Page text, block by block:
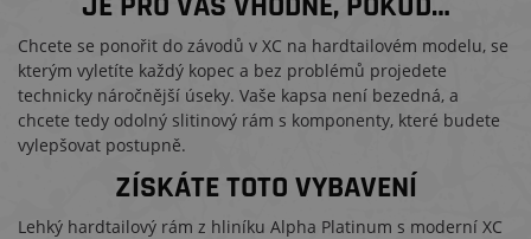
Chcete se ponořit do závodů v XC na hardtailovém modelu, se
kterým vyletíte každý kopec a bez problémů projedete
technicky náročnější úseky. Vaše kapsa není bezedná, a
chcete tedy odolný slitinový rám s komponenty, které budete
vylepšovat postupně.
ZÍSKÁTE TOTO VYBAVENÍ
Lehký hardtailový rám z hliníku Alpha Platinum s moderní XC